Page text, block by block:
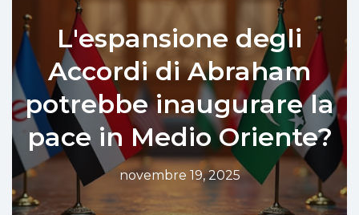
L'espansione degli
Accordi di Abraham
potrebbe inaugurare la
pace in Medio Oriente?
novembre 19, 2025